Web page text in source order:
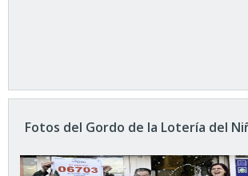
Fotos del Gordo de la Lotería del